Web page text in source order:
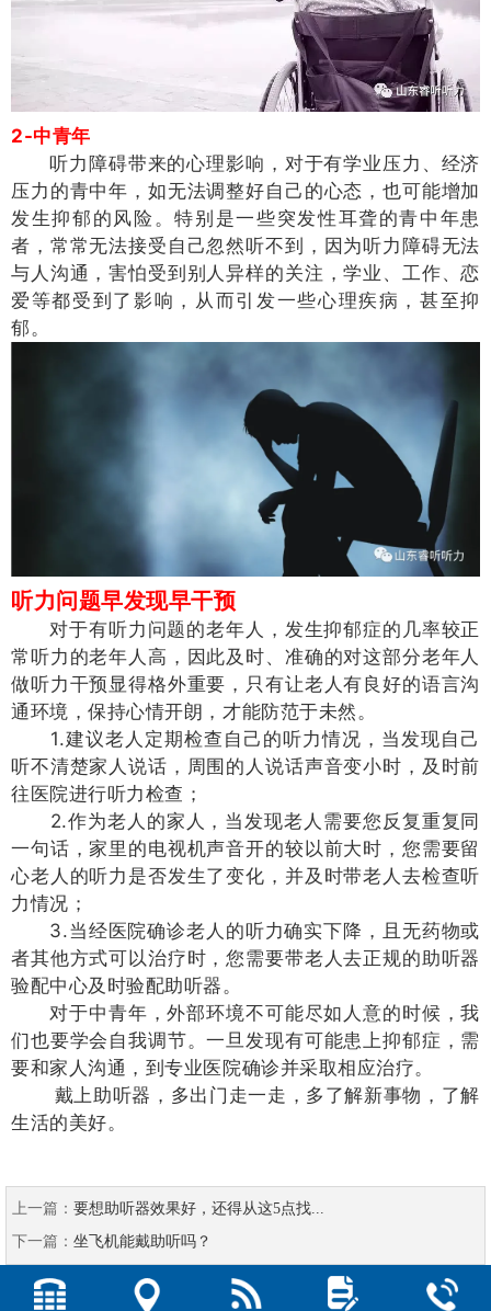
2-中青年
听力障碍带来的心理影响，对于有学业压力、经济
压力的青中年，如无法调整好自己的心态，也可能增加
发生抑郁的风险。特别是一些突发性耳聋的青中年患
者，常常无法接受自己忽然听不到，因为听力障碍无法
与人沟通，害怕受到别人异样的关注，学业、工作、恋
爱等都受到了影响，从而引发一些心理疾病，甚至抑
郁。
听力问题早发现早干预
对于有听力问题的老年人，发生抑郁症的几率较正
常听力的老年人高，因此及时、准确的对这部分老年人
做听力干预显得格外重要，只有让老人有良好的语言沟
通环境，保持心情开朗，才能防范于未然。
1.建议老人定期检查自己的听力情况，当发现自己
听不清楚家人说话，周围的人说话声音变小时，及时前
往医院进行听力检查；
2.作为老人的家人，当发现老人需要您反复重复同
一句话，家里的电视机声音开的较以前大时，您需要留
心老人的听力是否发生了变化，并及时带老人去检查听
力情况；
3.当经医院确诊老人的听力确实下降，且无药物或
者其他方式可以治疗时，您需要带老人去正规的助听器
验配中心及时验配助听器。
对于中青年，外部环境不可能尽如人意的时候，我
们也要学会自我调节。一旦发现有可能患上抑郁症，需
要和家人沟通，到专业医院确诊并采取相应治疗。
戴上助听器，多出门走一走，多了解新事物，了解
生活的美好。
上一篇： 要想助听器效果好，还得从这5点找...
下一篇： 坐飞机能戴助听吗？